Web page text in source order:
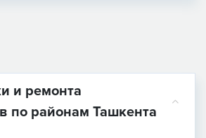
и ремонта
по районам Ташкента